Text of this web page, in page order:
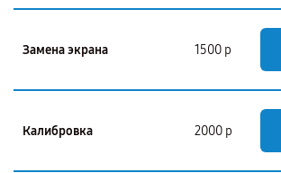
Замена экрана 1500 р
Калибровка 2000 р